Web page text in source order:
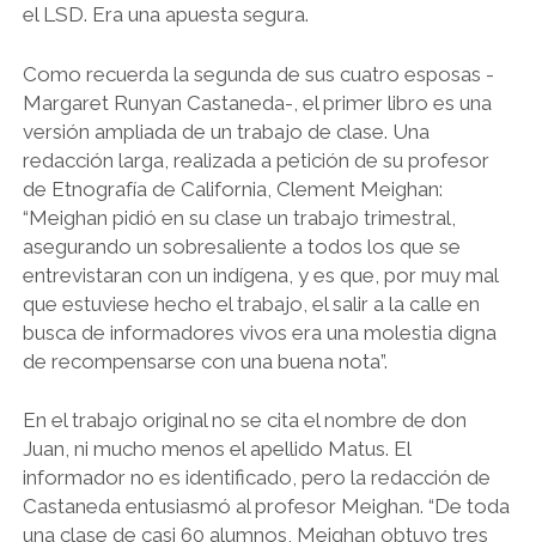
el LSD. Era una apuesta segura.
Como recuerda la segunda de sus cuatro esposas -
Margaret Runyan Castaneda-, el primer libro es una
versión ampliada de un trabajo de clase. Una
redacción larga, realizada a petición de su profesor
de Etnografía de California, Clement Meighan:
“Meighan pidió en su clase un trabajo trimestral,
asegurando un sobresaliente a todos los que se
entrevistaran con un indígena, y es que, por muy mal
que estuviese hecho el trabajo, el salir a la calle en
busca de informadores vivos era una molestia digna
de recompensarse con una buena nota”.
En el trabajo original no se cita el nombre de don
Juan, ni mucho menos el apellido Matus. El
informador no es identificado, pero la redacción de
Castaneda entusiasmó al profesor Meighan. “De toda
una clase de casi 60 alumnos, Meighan obtuvo tres